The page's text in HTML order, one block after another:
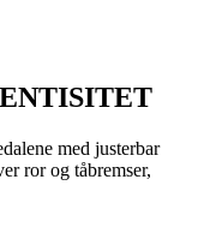
med justerbar
ror og tåbremser,